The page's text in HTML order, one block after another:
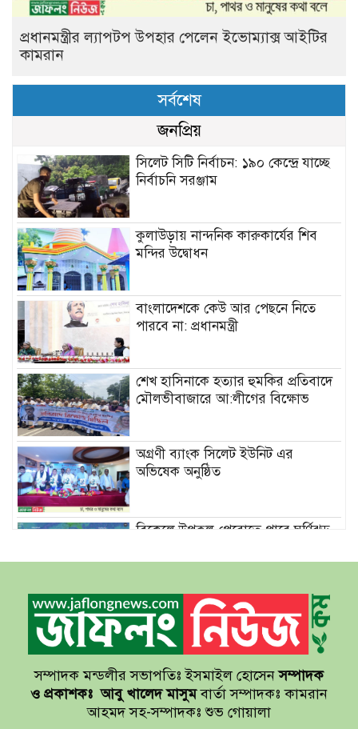
প্রধানমন্ত্রীর ল্যাপটপ উপহার পেলেন ইভোম্যাক্স আইটির
কামরান
সর্বশেষ
জনপ্রিয়
সিলেট সিটি নির্বাচন: ১৯০ কেন্দ্রে যাচ্ছে
নির্বাচনি সরঞ্জাম
কুলাউড়ায় নান্দনিক কারুকার্যের শিব
মন্দির উদ্বোধন
বাংলাদেশকে কেউ আর পেছনে নিতে
পারবে না: প্রধানমন্ত্রী
শেখ হাসিনাকে হত্যার হুমকির প্রতিবাদে
মৌলভীবাজারে আ:লীগের বিক্ষোভ
অগ্রণী ব্যাংক সিলেট ইউনিট এর
অভিষেক অনুষ্ঠিত
বিকেলে উপকূল পেরোতে পারে ঘূর্ণিঝড়
সেন্টমার্টিনের সব হোটেল-মোটেল-
রিসোর্টকে আশ্রয়কেন্দ্র ঘোষণা
বাখমুত পুনরুদ্ধারের দাবি ইউক্রেনের
সম্পাদক মন্ডলীর সভাপতিঃ ইসমাইল হোসেনসম্পাদক
ও প্রকাশকঃ আবু খালেদ মাসুমবার্তা সম্পাদকঃ কামরান
আহমদ সহ-সম্পাদকঃ শুভ গোয়ালা